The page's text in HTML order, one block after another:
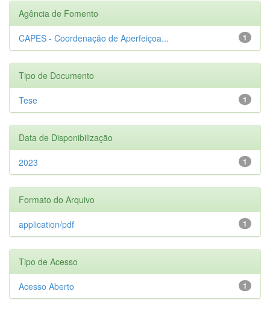
Agência de Fomento
1
CAPES - Coordenação de Aperfeiçoa...
Tipo de Documento
1
Tese
Data de Disponibilização
1
2023
Formato do Arquivo
1
application/pdf
Tipo de Acesso
1
Acesso Aberto